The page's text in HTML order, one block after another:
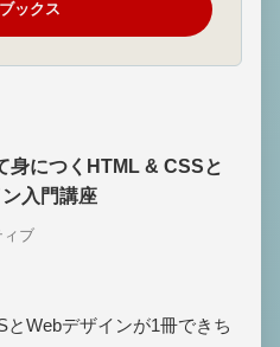
ックス
身につくHTML & CSSと
入門講座
ィブ
Webデザインが1冊できち